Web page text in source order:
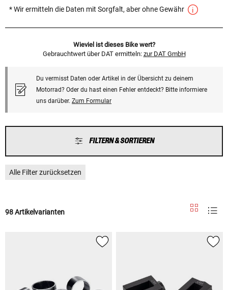
* Wir ermitteln die Daten mit Sorgfalt, aber ohne Gewähr
Wieviel ist dieses Bike wert?
Gebrauchtwert über DAT ermitteln: zur DAT GmbH
Du vermisst Daten oder Artikel in der Übersicht zu deinem
Motorrad? Oder du hast einen Fehler entdeckt? Bitte informiere
uns darüber. Zum Formular
FILTERN & SORTIEREN
Alle Filter zurücksetzen
98 Artikelvarianten